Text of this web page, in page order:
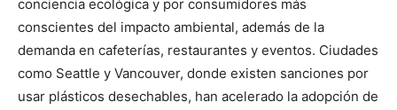
conciencia ecológica y por consumidores más
conscientes del impacto ambiental, además de la
demanda en cafeterías, restaurantes y eventos. Ciudades
como Seattle y Vancouver, donde existen sanciones por
usar plásticos desechables, han acelerado la adopción de